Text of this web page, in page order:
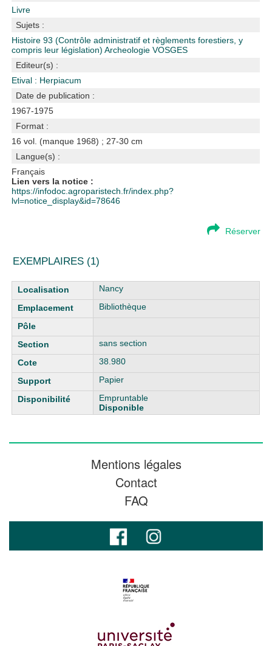
Livre
Sujets :
Histoire93 (Contrôle administratif et règlements forestiers, y
compris leur législation)ArcheologieVOSGES
Editeur(s) :
Etival : Herpiacum
Date de publication :
1967-1975
Format :
16 vol. (manque 1968) ; 27-30 cm
Langue(s) :
Français
Lien vers la notice :
https://infodoc.agroparistech.fr/index.php?
lvl=notice_display&id=78646
Réserver
EXEMPLAIRES (1)
Liste des exemplaires
Nancy
Bibliothèque
sans section
38.980
Papier
Empruntable
Disponible
Mentions légales
Contact
FAQ